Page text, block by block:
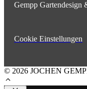
Gempp Gartendesign
Cookie Einstellungen
© 2026 JOCHEN